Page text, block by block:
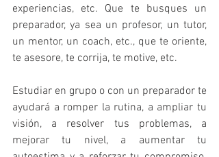
experiencias, etc. Que te busques un
preparador, ya sea un profesor, un tutor,
un mentor, un coach, etc., que te oriente,
te asesore, te corrija, te motive, etc.
Estudiar en grupo o con un preparador te
ayudará a romper la rutina, a ampliar tu
visión, a resolver tus problemas, a
mejorar tu nivel, a aumentar tu